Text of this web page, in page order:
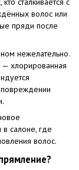
волос или
пряди после
нежелательно.
— хлорированная
салоне, где
волос.